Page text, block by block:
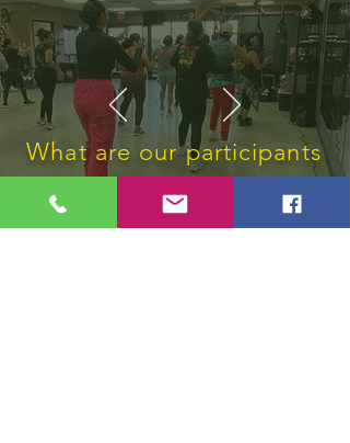
What are our participants
say
「私が非常に必要としている